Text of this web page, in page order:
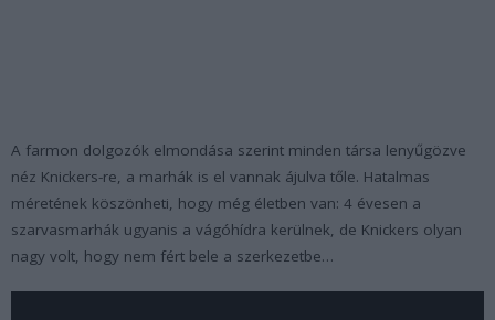
A farmon dolgozók elmondása szerint minden társa lenyűgözve
néz Knickers-re, a marhák is el vannak ájulva tőle. Hatalmas
méretének köszönheti, hogy még életben van: 4 évesen a
szarvasmarhák ugyanis a vágóhídra kerülnek, de Knickers olyan
nagy volt, hogy nem fért bele a szerkezetbe…